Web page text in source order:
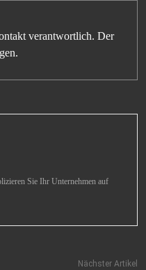
verantwortlich. Der
Sie Ihr Unternehmen auf
Nächster Artikel